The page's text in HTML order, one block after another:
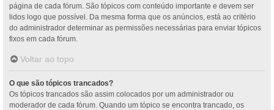
página de cada fórum. São tópicos com conteúdo importante e devem ser
lidos logo que possível. Da mesma forma que os anúncios, está ao critério
do administrador determinar as permissões necessárias para enviar tópicos
fixos em cada fórum.
Voltar ao topo
O que são tópicos trancados?
Os tópicos trancados são assim colocados por um administrador ou
moderador de cada fórum. Quando um tópico se encontra trancado, os